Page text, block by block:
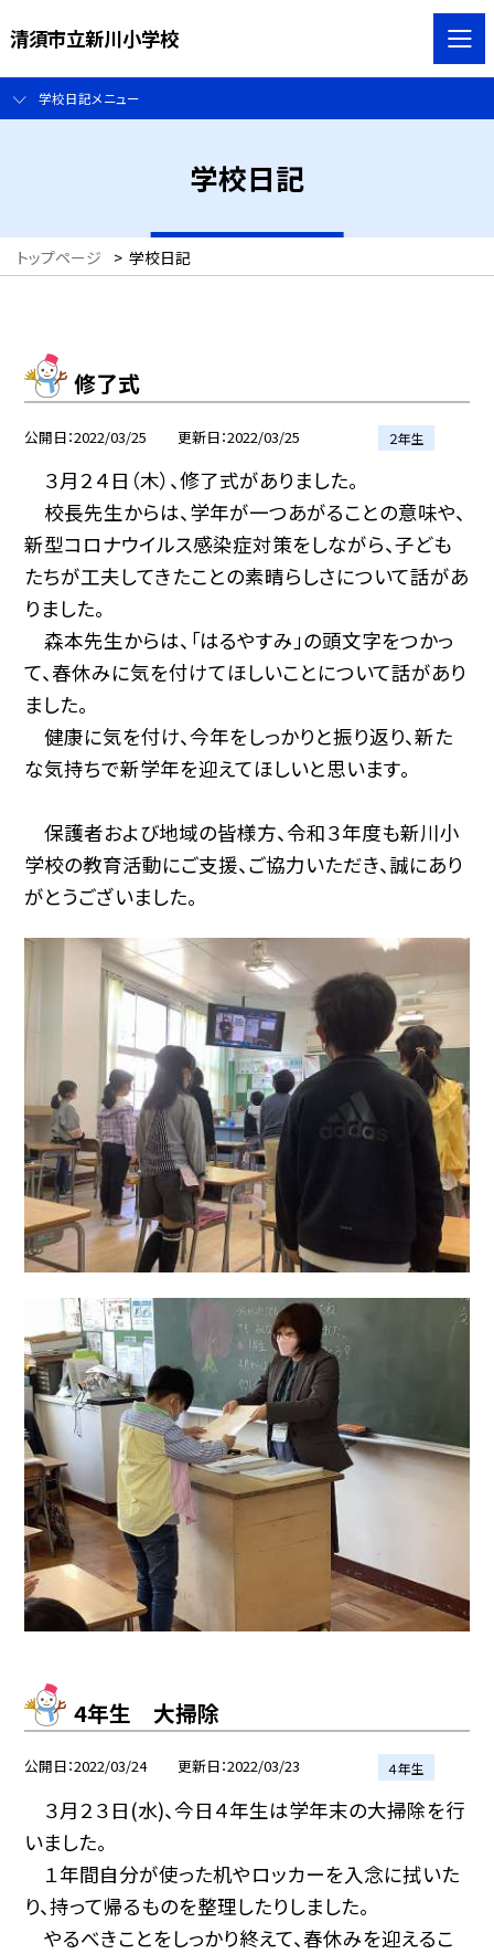
清須市立新川小学校
学校日記メニュー
学校日記
トップページ > 学校日記
修了式
公開日 2022/03/25 更新日 2022/03/25 ２年生
３月２４日（木）、修了式がありました。
校長先生からは、学年が一つあがることの意味や、
新型コロナウイルス感染症対策をしながら、子ども
たちが工夫してきたことの素晴らしさについて話があ
りました。
森本先生からは、「はるやすみ」の頭文字をつかっ
て、春休みに気を付けてほしいことについて話があり
ました。
健康に気を付け、今年をしっかりと振り返り、新た
な気持ちで新学年を迎えてほしいと思います。
保護者および地域の皆様方、令和３年度も新川小
学校の教育活動にご支援、ご協力いただき、誠にあり
がとうございました。
4年生 大掃除
公開日 2022/03/24 更新日 2022/03/23 ４年生
３月２３日(水)、今日４年生は学年末の大掃除を行
いました。
１年間自分が使った机やロッカーを入念に拭いた
り、持って帰るものを整理したりしました。
やるべきことをしっかり終えて、春休みを迎えるこ